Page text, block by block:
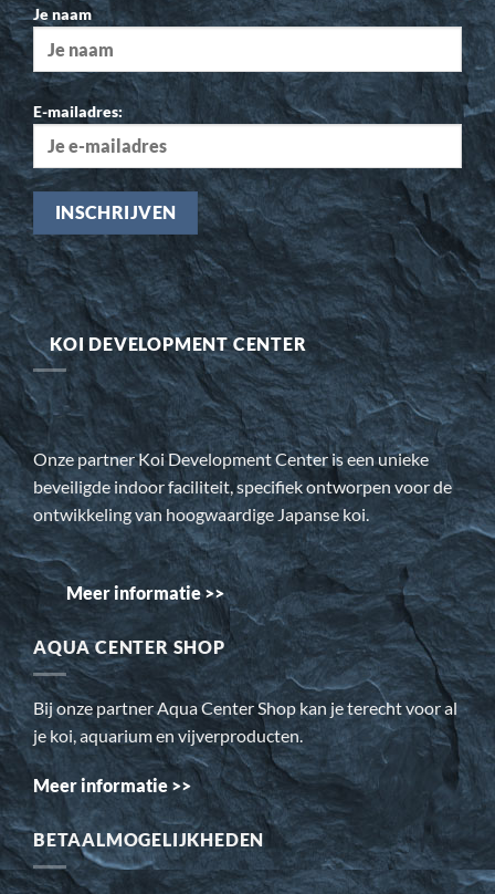
Je naam
E-mailadres:
KOI DEVELOPMENT CENTER
Onze partner Koi Development Center is een unieke
beveiligde indoor faciliteit, specifiek ontworpen voor de
ontwikkeling van hoogwaardige Japanse koi.
Meer informatie >>
AQUA CENTER SHOP
Bij onze partner Aqua Center Shop kan je terecht voor al
je koi, aquarium en vijverproducten.
Meer informatie >>
BETAALMOGELIJKHEDEN